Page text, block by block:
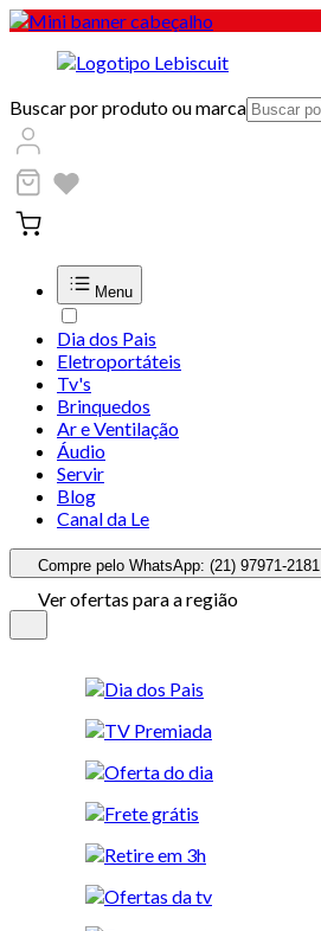
Buscar por produto ou marca
Menu
Dia dos Pais
Eletroportáteis
Tv's
Brinquedos
Ar e Ventilação
Áudio
Servir
Blog
Canal da Le
Compre pelo WhatsApp: (21) 97971-2181
Ver ofertas para a região